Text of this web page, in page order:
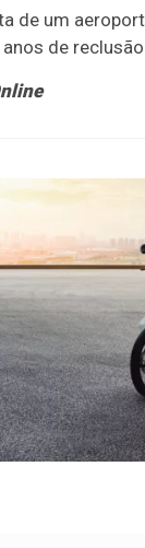
de um
de